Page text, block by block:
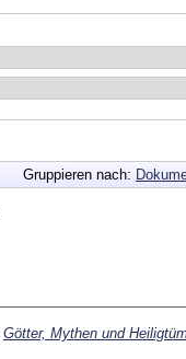
Gruppieren nach:
Götter, Mythen und